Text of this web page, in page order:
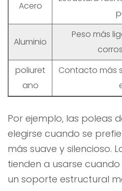
Acero
Aluminio
Peso más
poliuret
ano
Contacto más
Por ejemplo, las poleas
elegirse cuando se
más suave y silencioso.
tienden a usarse
un soporte estructural